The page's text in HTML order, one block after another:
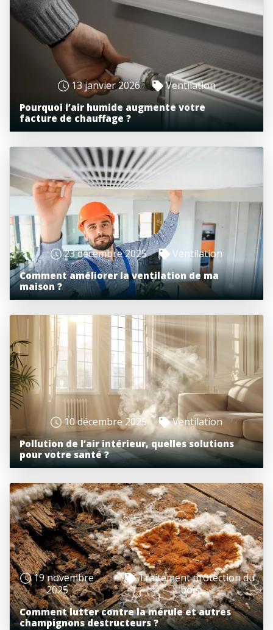
Pourquoi l’air humide augmente votre
facture de chauffage ?
13 janvier 2026 Ventilation
Comment améliorer la ventilation de ma
maison ?
23 décembre 2025 Ventilation
Pollution de l’air intérieur, quelles solutions
pour votre santé ?
10 décembre 2025 Ventilation
Comment lutter contre la mérule et autres
champignons destructeurs ?
19 novembre
2025
Traitement protection du
bois